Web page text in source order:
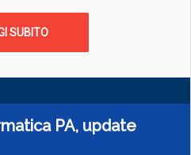
SUBITO
PA, update